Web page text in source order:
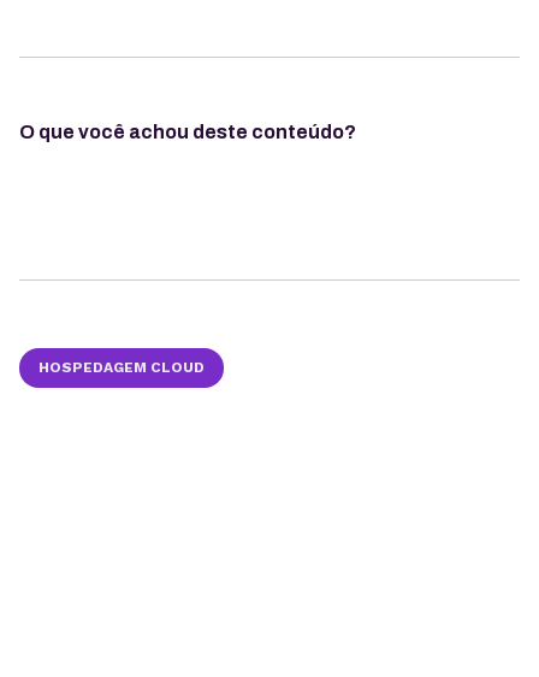
O que você achou deste conteúdo?
HOSPEDAGEM CLOUD